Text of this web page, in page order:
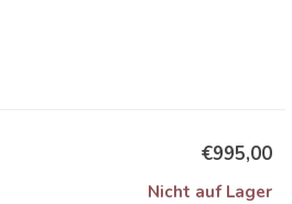
€995,00
Nicht auf Lager